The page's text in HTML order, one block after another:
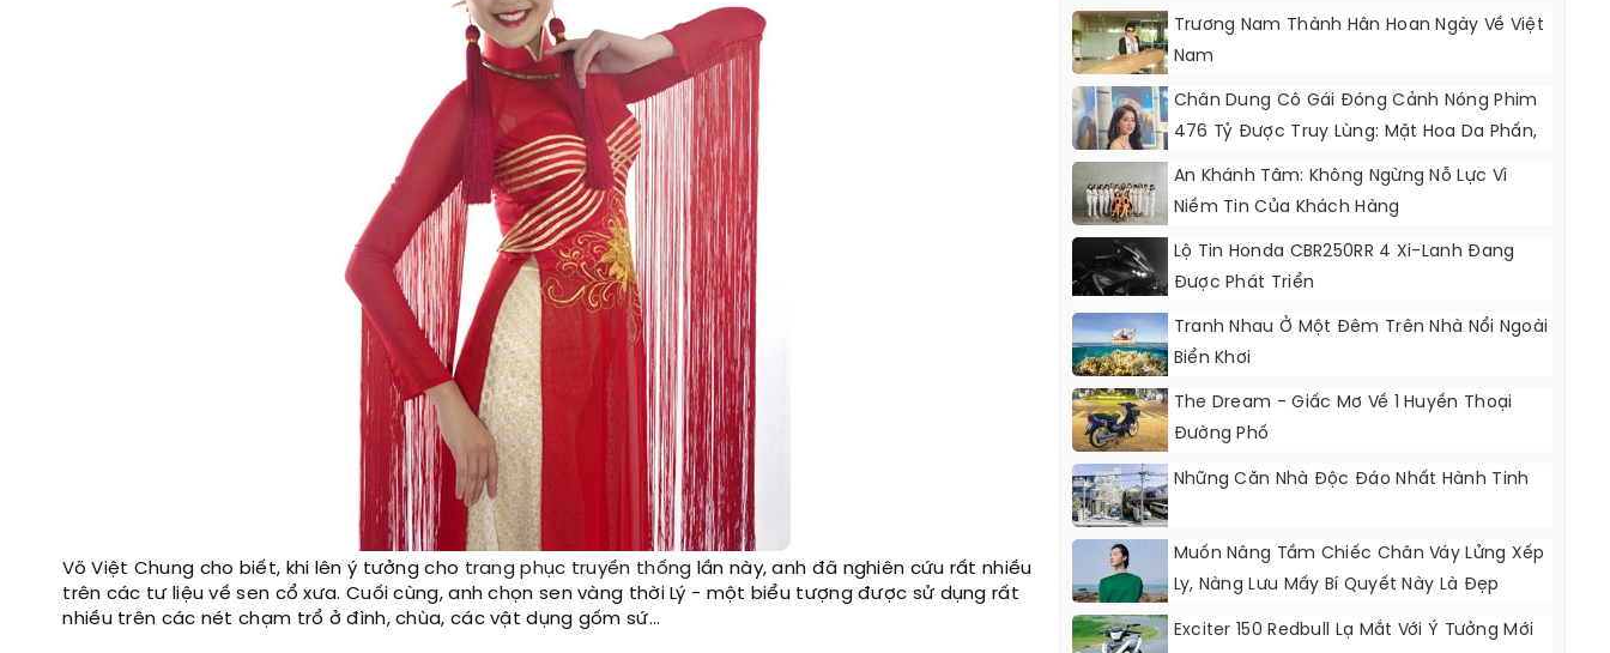
Võ Việt Chung cho biết, khi lên ý tưởng cho trang phục truyền thống lần này, anh đã nghiên cứu rất nhiều
trên các tư liệu về sen cổ xưa. Cuối cùng, anh chọn sen vàng thời Lý - một biểu tượng được sử dụng rất
nhiều trên các nét chạm trổ ở đình, chùa, các vật dụng gốm sứ…
Trương Nam Thành Hân Hoan Ngày Về Việt
Nam
Chân Dung Cô Gái Đóng Cảnh Nóng Phim
476 Tỷ Được Truy Lùng: Mặt Hoa Da Phấn,
Bụng “không Gợn Sóng”
An Khánh Tâm: Không Ngừng Nỗ Lực Vì
Niềm Tin Của Khách Hàng
Lộ Tin Honda CBR250RR 4 Xi-Lanh Đang
Được Phát Triển
Tranh Nhau Ở Một Đêm Trên Nhà Nổi Ngoài
Biển Khơi
The Dream - Giấc Mơ Về 1 Huyền Thoại
Đường Phố
Những Căn Nhà Độc Đáo Nhất Hành Tinh
Muốn Nâng Tầm Chiếc Chân Váy Lửng Xếp
Ly, Nàng Lưu Mấy Bí Quyết Này Là Đẹp
Chẳng Kém Fashionista
Exciter 150 Redbull Lạ Mắt Với Ý Tưởng Mới